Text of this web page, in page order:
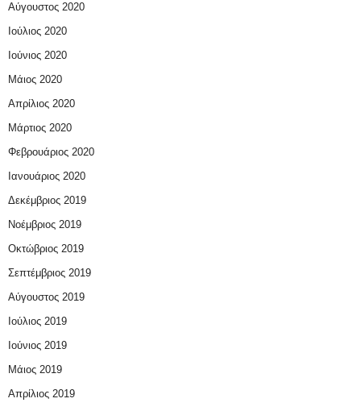
Αύγουστος 2020
Ιούλιος 2020
Ιούνιος 2020
Μάιος 2020
Απρίλιος 2020
Μάρτιος 2020
Φεβρουάριος 2020
Ιανουάριος 2020
Δεκέμβριος 2019
Νοέμβριος 2019
Οκτώβριος 2019
Σεπτέμβριος 2019
Αύγουστος 2019
Ιούλιος 2019
Ιούνιος 2019
Μάιος 2019
Απρίλιος 2019